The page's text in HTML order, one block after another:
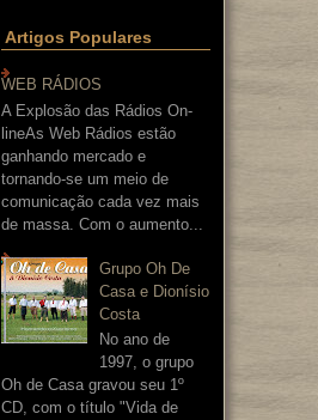
Artigos Populares
WEB RÁDIOS
A Explosão das Rádios On-
lineAs Web Rádios estão
ganhando mercado e
tornando-se um meio de
comunicação cada vez mais
de massa. Com o aumento...
Grupo Oh De
Casa e Dionísio
Costa
No ano de
1997, o grupo
Oh de Casa gravou seu 1º
CD, com o título "Vida de